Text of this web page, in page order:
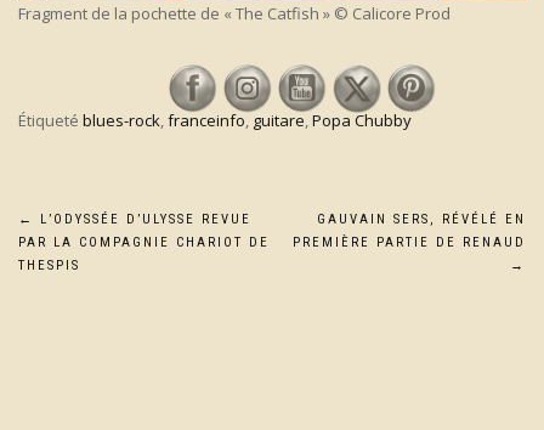
Fragment de la pochette de « The Catfish » © Calicore Prod
Étiqueté blues-rock,franceinfo, guitare,Popa Chubby
Navigation
de
←
L’ODYSSÉE D’ULYSSE REVUE
PAR LA COMPAGNIE CHARIOT DE
THESPIS
GAUVAIN SERS, RÉVÉLÉ EN
PREMIÈRE PARTIE DE RENAUD
→